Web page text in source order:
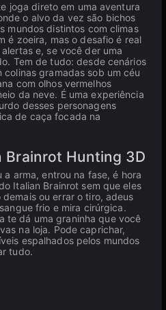
joga direto em uma aventura
o alvo da vez são bichos
mundos distintos com climas
é zoeira, mas o desafio é real
e, se você der uma
Tem de tudo: desde cenários
gramadas sob um céu
com olhos vermelhos
da neve. É uma experiência
desses personagens
de caça focada na
Brainrot Hunting 3D
a arma, entrou na fase, é hora
Italian Brainrot sem que eles
ou errar o tiro, adeus
frio e mira cirúrgica.
te dá uma graninha que você
na loja. Pode caprichar,
espalhados pelos mundos
tudo.